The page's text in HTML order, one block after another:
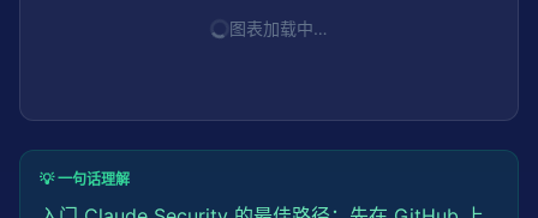
图表加载中…
💡 一句话理解